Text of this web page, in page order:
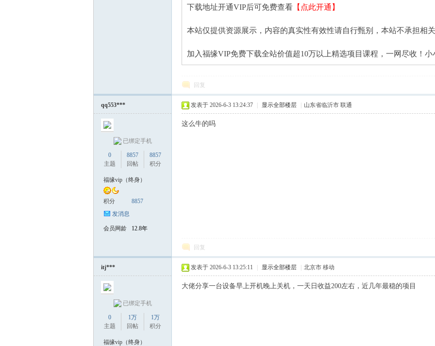
下载地址开通VIP后可免费查看 【点此开通】
本站仅提供资源展示，内容的真实性有效性请自行甄别，本站不承担相
加入福缘VIP免费下载全站价值超10万以上精选项目课程，一网尽收！
回复
qq553***
已绑定手机
0
主题
8857
回帖
8857
积分
福缘vip（终身）
积分
8857
发消息
会员网龄 12.8年
发表于 2026-6-3 13:24:37 显示全部楼层 山东省临沂市 联通
这么牛的吗
回复
itj***
已绑定手机
0
主题
1万
回帖
1万
积分
福缘vip（终身）
发表于 2026-6-3 13:25:11 显示全部楼层 北京市 移动
大佬分享一台设备早上开机晚上关机，一天日收益200左右，近几年最稳的项目